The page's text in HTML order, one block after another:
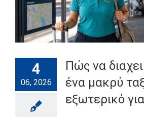
4
06, 2026
Πώς να
ένα μακρύ
εξωτερικό